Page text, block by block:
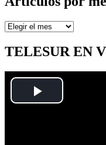
Artículos
mes
TELESUR EN